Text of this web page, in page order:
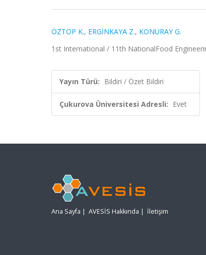
ÖZTOP K., ERGİNKAYA Z., KONURAY G.
1st International / 11th NationalFood
Yayın Türü: Bildiri / Özet Bildiri
Çukurova Üniversitesi Adresli: Evet
Ana Sayfa | AVESİS Hakkında | İletişim